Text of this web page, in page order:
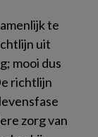
te
uit
mooi dus
richtlijn
zorg van